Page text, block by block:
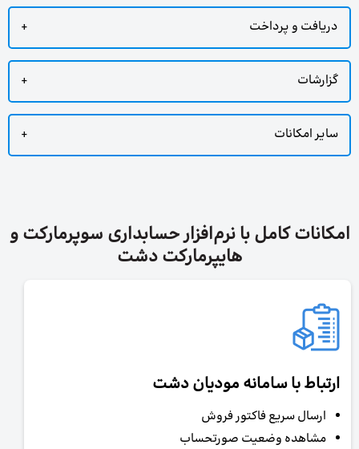
دریافت و پرداخت
گزارشات
سایر امکانات
امکانات کامل با نرم‌افزار حسابداری سوپرمارکت و
هایپرمارکت دشت
ارتباط با سامانه مودیان دشت
ارسال سریع فاکتور فروش
مشاهده وضعیت صورتحساب